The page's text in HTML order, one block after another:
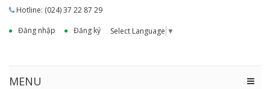
Hotline: (024) 37 22 87 29
Đăng nhập
Đăng ký Select Language ▼
MENU